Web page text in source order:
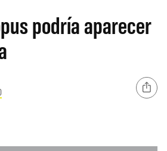
podría aparecer